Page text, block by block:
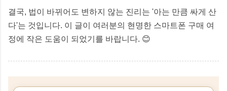
결국, 법이 바뀌어도 변하지 않는 진리는 '아는 만큼 싸게 산
다'는 것입니다. 이 글이 여러분의 현명한 스마트폰 구매 여
정에 작은 도움이 되었기를 바랍니다. 😊